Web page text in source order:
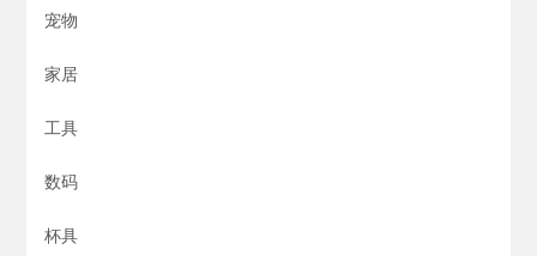
宠物
家居
工具
数码
杯具